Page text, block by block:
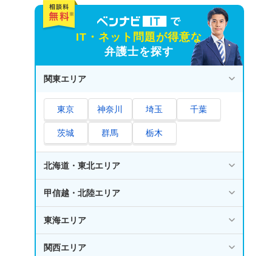
IT・ネット問題が得意な
弁護士を探す
関東エリア
東京 神奈川 埼玉 千葉
茨城 群馬 栃木
北海道・東北エリア
甲信越・北陸エリア
東海エリア
関西エリア